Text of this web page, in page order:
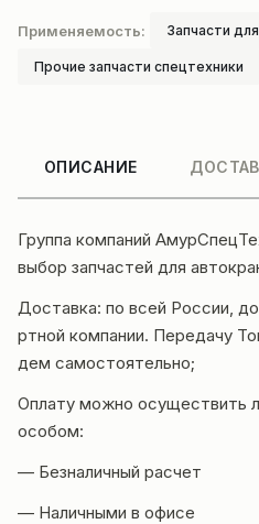
Применяемость: Запчасти
Прочие запчасти спецтехники
ОПИСАНИЕ
Группа компаний
выбор запчастей для
Доставка: по всей России,
ртной компании. Передачу
дем самостоятельно;
Оплату можно осуществить
особом:
— Безналичный расчет
— Наличными в офисе